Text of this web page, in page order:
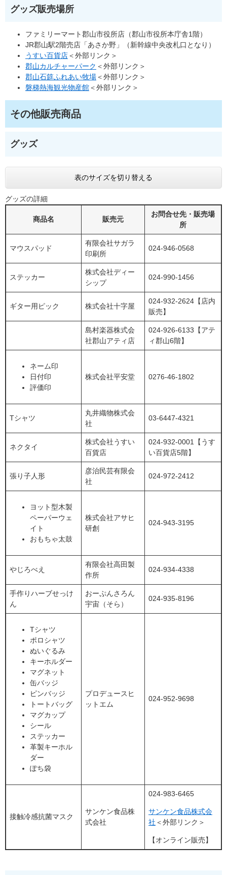
グッズ販売場所
ファミリーマート郡山市役所店（郡山市役所本庁舎1階）
JR郡山駅2階売店「あさか野」（新幹線中央改札口となり）
うすい百貨店＜外部リンク＞
郡山カルチャーパーク ＜外部リンク＞
郡山石筵ふれあい牧場＜外部リンク＞
磐梯熱海観光物産館＜外部リンク＞
その他販売商品
グッズ
表のサイズを切り替える
グッズの詳細
商品名 販売元
お問合せ先・販売場
所
マウスパッド
有限会社サガラ
印刷所
024-946-0568
ステッカー
株式会社ディー
シップ
024-990-1456
ギター用ピック 株式会社十字屋
024-932-2624【店内
販売】
島村楽器株式会
社郡山アティ店
024-926-6133【アテ
ィ郡山6階】
ネーム印
日付印
評価印
株式会社平安堂 0276-46-1802
Tシャツ
丸井織物株式会
社
03-6447-4321
ネクタイ
株式会社うすい
百貨店
024-932-0001【うす
い百貨店5階】
張り子人形
彦治民芸有限会
社
024-972-2412
ヨット型木製
ペーパーウェ
イト
おもちゃ太鼓
株式会社アサヒ
研創
024-943-3195
やじろべえ
有限会社高田製
作所
024-934-4338
手作りハーブせっけ
ん
おーぷんさろん
宇宙（そら）
024-935-8196
Tシャツ
ポロシャツ
ぬいぐるみ
キーホルダー
マグネット
缶バッジ
ピンバッジ
トートバッグ
マグカップ
シール
ステッカー
革製キーホル
ダー
ぽち袋
プロデュースヒ
ットエム
024-952-9698
接触冷感抗菌マスク
サンケン食品株
式会社
024-983-6465
サンケン食品株式会
社 ＜外部リンク＞
【オンライン販売】